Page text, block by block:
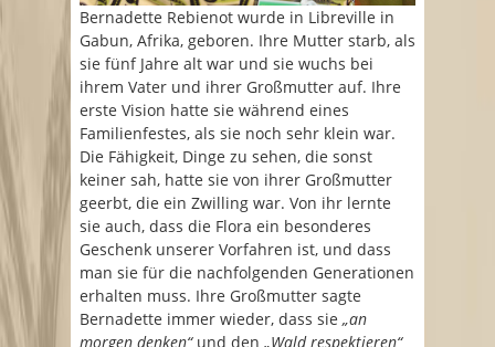
Bernadette Rebienot wurde in Libreville in
Gabun, Afrika, geboren. Ihre Mutter starb, als
sie fünf Jahre alt war und sie wuchs bei
ihrem Vater und ihrer Großmutter auf. Ihre
erste Vision hatte sie während eines
Familienfestes, als sie noch sehr klein war.
Die Fähigkeit, Dinge zu sehen, die sonst
keiner sah, hatte sie von ihrer Großmutter
geerbt, die ein Zwilling war. Von ihr lernte
sie auch, dass die Flora ein besonderes
Geschenk unserer Vorfahren ist, und dass
man sie für die nachfolgenden Generationen
erhalten muss. Ihre Großmutter sagte
Bernadette immer wieder, dass sie „an
morgen denken“und den „Wald respektieren“